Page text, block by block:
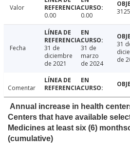
Valor
0.00
0.00
Fecha
31 de
diciembre
de 2021
31 de
marzo
de 2024
31
de
Comentar
Annual increase in health
Centers that have available
Medicines at least six (6)
(cumulative)